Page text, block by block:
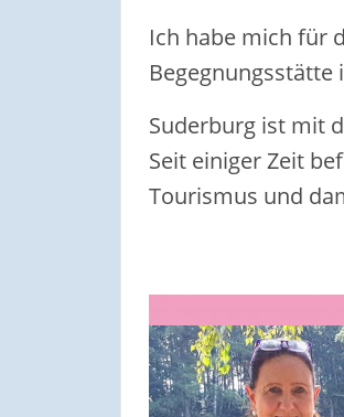
Ich habe mich für
Begegnungsstätte
Suderburg ist mit
Seit einiger Zeit
Tourismus und